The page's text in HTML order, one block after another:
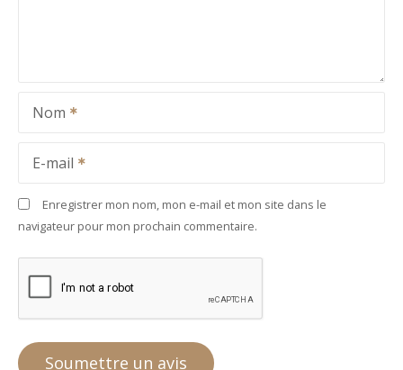
Nom
E-mail
Enregistrer mon nom, mon e-mail et mon site dans le
navigateur pour mon prochain commentaire.